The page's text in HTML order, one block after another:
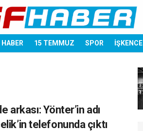
15 TEMMUZ SPOR İŞKENCE
arkası: Yönter’in adı
telefonunda çıktı